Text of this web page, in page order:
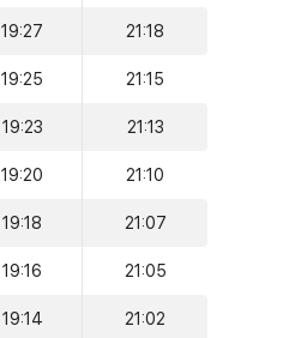
19:27 21:18
19:25 21:15
19:23 21:13
19:20 21:10
19:18 21:07
19:16 21:05
19:14 21:02